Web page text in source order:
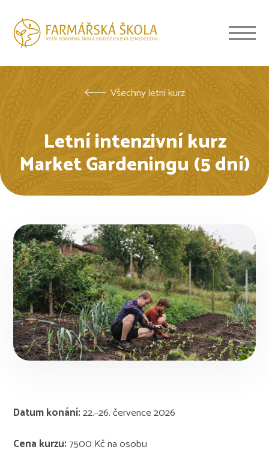
Všechny letní kurz
Letní intenzivní kurz
Market Gardeningu (5 dní)
Datum konání:22.–26. července 2026
Cena kurzu:7500 Kč na osobu